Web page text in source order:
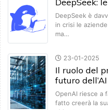
DeepSeek:
DeepSeek è
in crisi le
ma…
23-01-2025
Il ruolo del
futuro dell’AI
OpenAI riesce a
fatto creerà la